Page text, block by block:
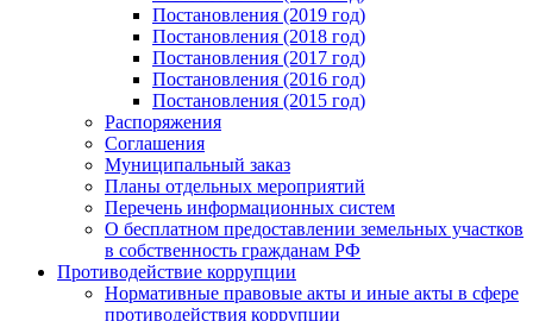
Постановления (2019 год)
Постановления (2018 год)
Постановления (2017 год)
Постановления (2016 год)
Постановления (2015 год)
Распоряжения
Соглашения
Муниципальный заказ
Планы отдельных мероприятий
Перечень информационных систем
О бесплатном предоставлении земельных участков
в собственность гражданам РФ
Противодействие коррупции
Нормативные правовые акты и иные акты в сфере
противодействия коррупции